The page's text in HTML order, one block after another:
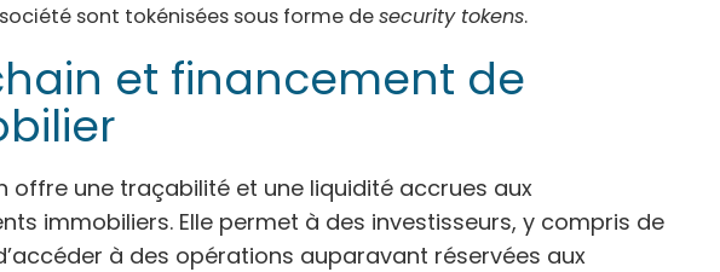
sont tokénisées sous forme desecurity tokens.
et financement de
offre une traçabilité et une liquidité accrues aux
immobiliers. Elle permet à des investisseurs, y compris de
à des opérations auparavant réservées aux